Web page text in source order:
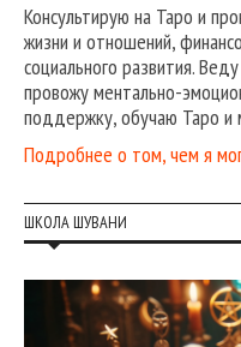
Консультирую на Таро и
жизни и отношений,
социального развития.
провожу ментально-
поддержку, обучаю Таро и
Подробнее о том, чем я
ШКОЛА ШУВАНИ